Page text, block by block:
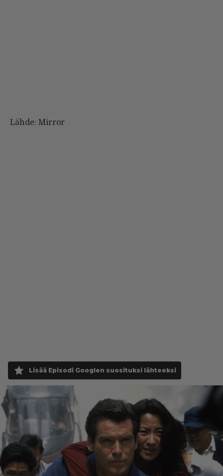
Lähde: Mirror
Lisää Episodi Googlen suosituksi lähteeksi